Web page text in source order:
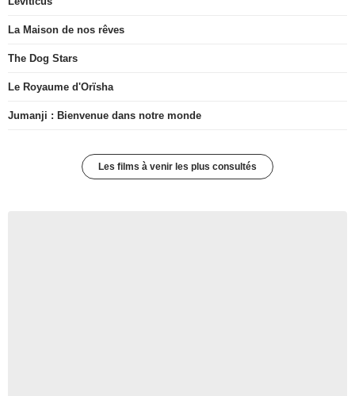
La Maison de nos rêves
The Dog Stars
Le Royaume d'Orïsha
Jumanji : Bienvenue dans notre monde
Les films à venir les plus consultés